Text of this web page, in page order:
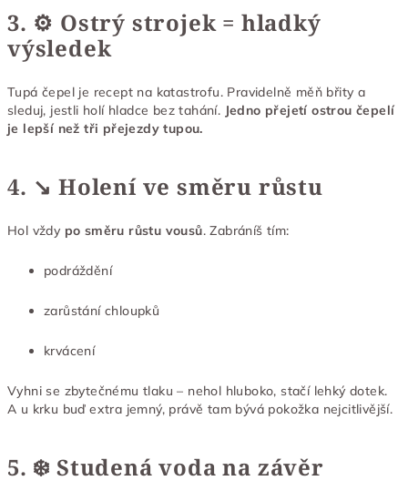
3. ⚙️ Ostrý strojek = hladký
výsledek
Tupá čepel je recept na katastrofu. Pravidelně měň břity a
sleduj, jestli holí hladce bez tahání. Jedno přejetí ostrou čepelí
je lepší než tři přejezdy tupou.
4. ↘️ Holení ve směru růstu
Hol vždy po směru růstu vousů. Zabráníš tím:
podráždění
zarůstání chloupků
krvácení
Vyhni se zbytečnému tlaku – nehol hluboko, stačí lehký dotek.
A u krku buď extra jemný, právě tam bývá pokožka nejcitlivější.
5. ❄️ Studená voda na závěr